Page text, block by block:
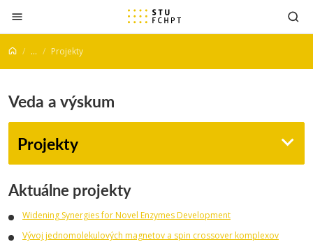
Prejsť na obsah
... Projekty
Veda a výskum
Projekty
Aktuálne projekty
Widening Synergies for Novel Enzymes Development
Vývoj jednomolekulových magnetov a spin crossover komplexov